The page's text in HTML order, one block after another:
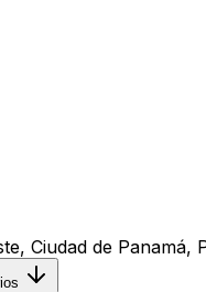
Ciudad de Panamá,